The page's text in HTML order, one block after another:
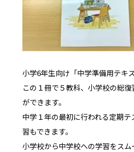
小学6年生向け「中学準備用テキス
この１冊で５教科、小学校の総
ができます。
中学１年の最初に行われる定期
習もできます。
小学校から中学校への学習をスム